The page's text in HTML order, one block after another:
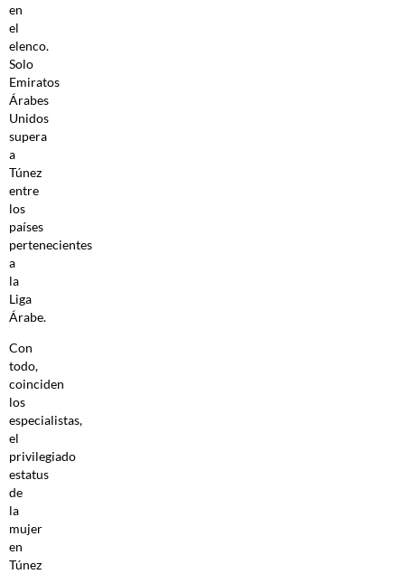
en
el
elenco.
Solo
Emiratos
Árabes
Unidos
supera
a
Túnez
entre
los
países
pertenecientes
a
la
Liga
Árabe.
Con
todo,
coinciden
los
especialistas,
el
privilegiado
estatus
de
la
mujer
en
Túnez